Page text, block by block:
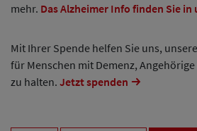
mehr. Das Alzheimer Info finden Sie in
Mit Ihrer Spende helfen Sie uns,
für Menschen mit Demenz,
zu halten. Jetzt spenden